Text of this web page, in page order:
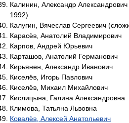
Калинин, Александр
1992)
Калугин, Вячеслав Сергеевич
Карасёв, Анатолий Владимирович
Карпов, Андрей Юрьевич
Карташов, Анатолий Германович
Кирьянен, Александр Иванович
Киселёв, Игорь Павлович
Киселёв, Михаил Михайлович
Кислицына, Галина Александровна
Климова, Татьяна Львовна
Ковалёв, Алексей Анатольевич